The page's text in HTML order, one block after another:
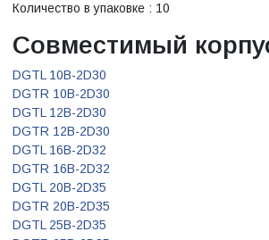
Количество в упаковке : 10
Совместимый
DGTL 10B-2D30
DGTR 10B-2D30
DGTL 12B-2D30
DGTR 12B-2D30
DGTL 16B-2D32
DGTR 16B-2D32
DGTL 20B-2D35
DGTR 20B-2D35
DGTL 25B-2D35